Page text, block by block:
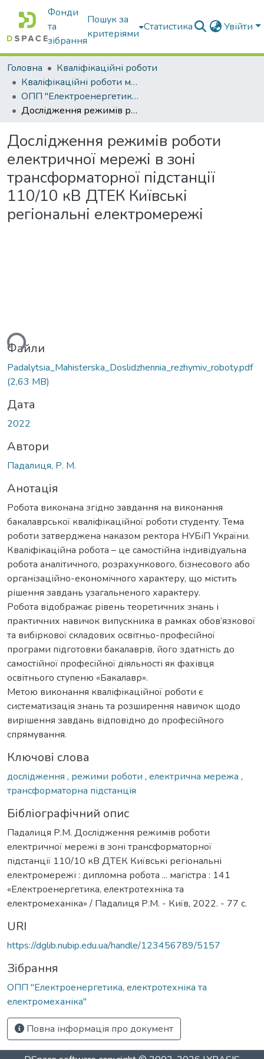
Фонди
та
зібрання
Пошук за
критеріями
Статистика Увійти
Головна
Кваліфікаційні роботи
Кваліфікаційні роботи магістрів
ОПП "Електроенергетика, електротехніка та електромеханіка"
Дослідження режимів роботи електричної мережі в зоні трансформаторної підстанції 110/10 кВ ДТЕК Київські регіональні електромережі
Дослідження режимів роботи
електричної мережі в зоні
трансформаторної підстанції
110/10 кВ ДТЕК Київські
регіональні електромережі
Файли
Padalytsia_Мahisterska_Doslidzhennia_rezhymiv_roboty.pdf
(2,63 MB)
Дата
2022
Автори
Падалиця, Р. М.
Анотація
Робота виконана згідно завдання на виконання
бакалаврської кваліфікаційної роботи студенту. Тема
роботи затверджена наказом ректора НУБіП України.
Кваліфікаційна робота – це самостійна індивідуальна
робота аналітичного, розрахункового, бізнесового або
організаційно-економічного характеру, що містить
рішення завдань узагальненого характеру.
Робота відображає рівень теоретичних знань і
практичних навичок випускника в рамках обов’язкової
та вибіркової складових освітньо-професійної
програми підготовки бакалаврів, його здатність до
самостійної професійної діяльності як фахівця
освітнього ступеню «Бакалавр».
Метою виконання кваліфікаційної роботи є
систематизація знань та розширення навичок щодо
вирішення завдань відповідно до професійного
спрямування.
Ключові слова
дослідження , режими роботи , електрична мережа ,
трансформаторна підстанція
Бібліографічний опис
Падалиця Р.М. Дослідження режимів роботи
електричної мережі в зоні трансформаторної
підстанції 110/10 кВ ДТЕК Київські регіональні
електромережі : дипломна робота ... магістра : 141
«Електроенергетика, електротехніка та
електромеханіка» / Падалиця Р.М. - Київ, 2022. - 77 с.
URI
https://dglib.nubip.edu.ua/handle/123456789/5157
Зібрання
ОПП "Електроенергетика, електротехніка та
електромеханіка"
Повна інформація про документ